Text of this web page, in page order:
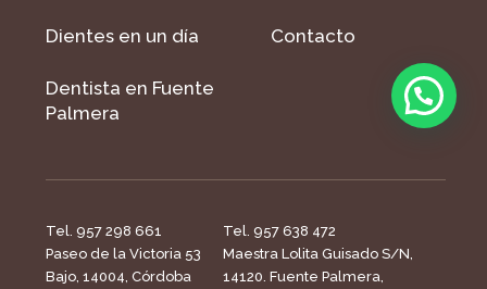
Dientes en un día Contacto
Dentista en Fuente
Palmera
Tel. 957 298 661
Paseo de la Victoria 53
Bajo, 14004, Córdoba
Tel. 957 638 472
Maestra Lolita Guisado S/N,
14120. Fuente Palmera,